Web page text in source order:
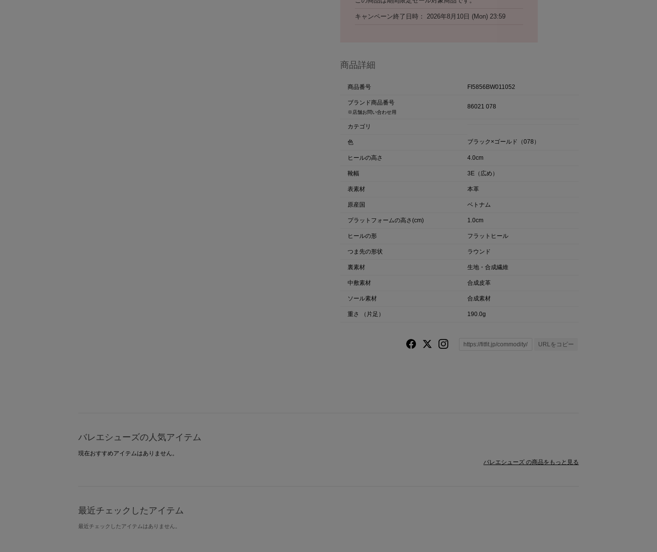
キャンペーン終了日時 2026年8月10日 (Mon) 23:59
商品詳細
商品番号 FI5856BW011052
ブランド商品番号
※店舗お問い合わせ用
86021 078
カテゴリ
色 ブラック×ゴールド（078）
ヒールの高さ 4.0cm
靴幅 3E（広め）
表素材 本革
原産国 ベトナム
プラットフォームの高さ(cm) 1.0cm
ヒールの形 フラットヒール
つま先の形状 ラウンド
裏素材 生地・合成繊維
中敷素材 合成皮革
ソール素材 合成素材
重さ （片足） 190.0g
URLをコピー
バレエシューズの人気アイテム
現在おすすめアイテムはありません。
バレエシューズ の商品をもっと見る
最近チェックしたアイテム
最近チェックしたアイテムはありません。